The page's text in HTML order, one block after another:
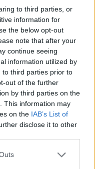
to third parties, or
information for
the below opt-out
note that after your
continue seeing
information utilized by
to third parties prior to
out of the further
by third parties on the
This information may
on the IAB’s List of
disclose it to other
χημικές
στην έναρξη
δικαιοσύνης, σαν
πολιτικών
του
1983, ένα μέλος
που